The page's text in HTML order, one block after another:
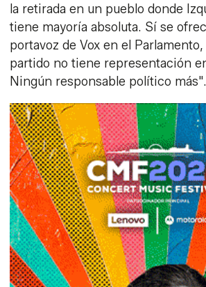
la retirada en un pueblo donde
tiene mayoría absoluta. Sí se
portavoz de Vox en el
partido no tiene representación
Ningún responsable político más".